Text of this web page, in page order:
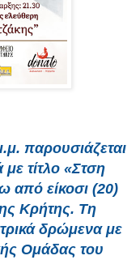
. παρουσιάζεται
τίτλο «Στση
από είκοσι (20)
Κρήτης. Τη
δρώμενα με
Ομάδας του